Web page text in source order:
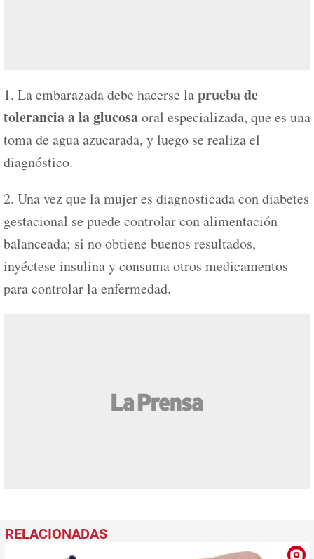
1. La embarazada debe hacerse laprueba de
tolerancia a la glucosaoral especializada, que es una
toma de agua azucarada, y luego se realiza el
diagnóstico.
2. Una vez que la mujer es diagnosticada con diabetes
gestacional se puede controlar con alimentación
balanceada; si no obtiene buenos resultados,
inyéctese insulina y consuma otros medicamentos
para controlar la enfermedad.